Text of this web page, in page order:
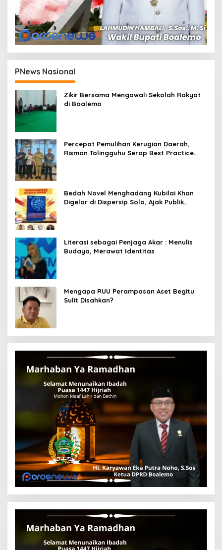
PNews Nasional
Zikir Bersama Mengawali Sekolah Rakyat
di Boalemo
Percepat Pemulihan Kerugian Daerah,
Risman Tolingguhu Serap Best Practice
Bedah Novel Menghadang Kubilai Khan
Digelar di Dispersip Solo, Ajak Publik
Literasi sebagai Penjaga Akar : Menulis
Budaya, Merawat Identitas
Mengapa RUU Perampasan Aset Begitu
Sulit Disahkan?